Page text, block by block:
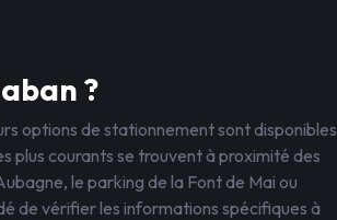
?
options de stationnement sont disponibles
plus courants se trouvent à proximité des
le parking de la Font de Mai ou
de vérifier les informations spécifiques à